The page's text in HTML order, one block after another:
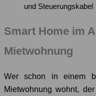
und Steuerungskabel
Smart Home im
Mietwohnung
Wer schon in einem
Mietwohnung wohnt,